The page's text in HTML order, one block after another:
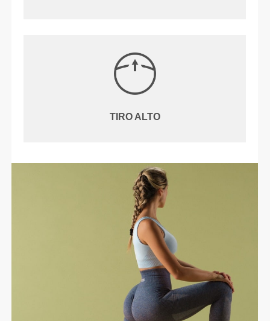
TIRO ALTO